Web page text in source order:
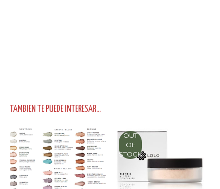
TAMBIEN TE PUEDE INTERESAR...
OUT
OF
STOCK